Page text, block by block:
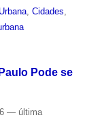
, Cidades,
Pode se
— última